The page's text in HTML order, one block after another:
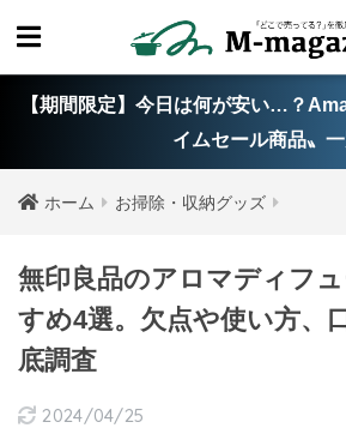
【期間限定】今日は何が安い…？
イムセール商品〟
ホーム お掃除・収納グッズ
無印良品のアロマディフ
すめ4選。欠点や使い方、
底調査
2024/04/25